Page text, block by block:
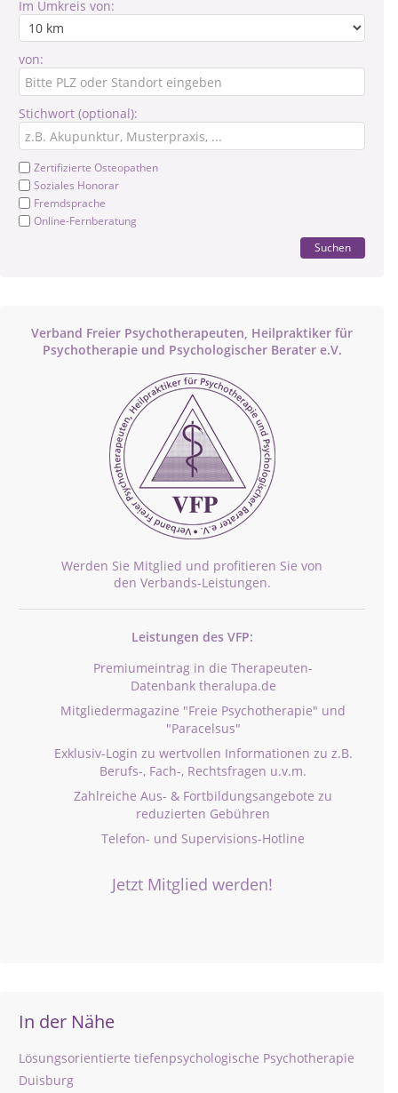
Im Umkreis von:
von:
Stichwort (optional):
Zertifizierte Osteopathen
Soziales Honorar
Fremdsprache
Online-Fernberatung
Suchen
Verband Freier Psychotherapeuten, Heilpraktiker für
Psychotherapie und Psychologischer Berater e.V.
Werden Sie Mitglied und profitieren Sie von
den Verbands-Leistungen.
Leistungen des VFP:
Premiumeintrag in die Therapeuten-
Datenbank theralupa.de
Mitgliedermagazine "Freie Psychotherapie" und
"Paracelsus"
Exklusiv-Login zu wertvollen Informationen zu z.B.
Berufs-, Fach-, Rechtsfragen u.v.m.
Zahlreiche Aus- & Fortbildungsangebote zu
reduzierten Gebühren
Telefon- und Supervisions-Hotline
Jetzt Mitglied werden!
In der Nähe
Lösungsorientierte tiefenpsychologische Psychotherapie
Duisburg